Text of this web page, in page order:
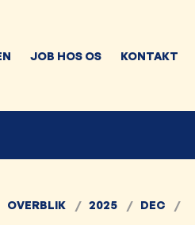
JOB HOS OS KONTAKT
OVERBLIK 2025
DEC